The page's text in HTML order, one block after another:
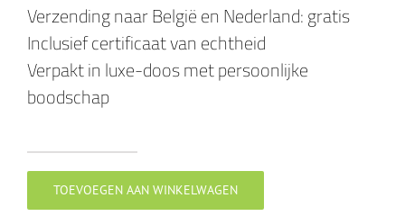
Verzending naar België en Nederland: gratis
Inclusief certificaat van echtheid
Verpakt in luxe-doos met persoonlijke
boodschap
JUST
BE
TOEVOEGEN AAN WINKELWAGEN